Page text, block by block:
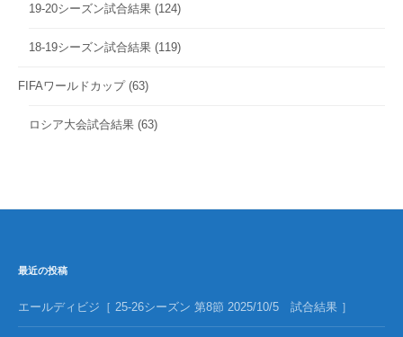
19-20シーズン試合結果 (124)
18-19シーズン試合結果 (119)
FIFAワールドカップ(63)
ロシア大会試合結果 (63)
最近の投稿
エールディビジ［ 25-26シーズン 第8節 2025/10/5 試合結果 ］